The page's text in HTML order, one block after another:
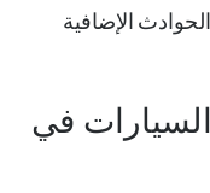
الإضافية
في